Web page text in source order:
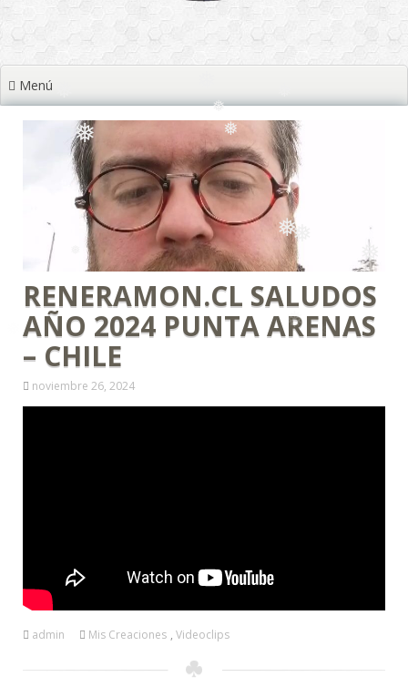
❅
❅
❅
❅
❅
❅
❅
❅
Menú
RENERAMON.CL SALUDOS
AÑO 2024 PUNTA ARENAS
– CHILE
noviembre 26, 2024
admin Mis Creaciones , Videoclips